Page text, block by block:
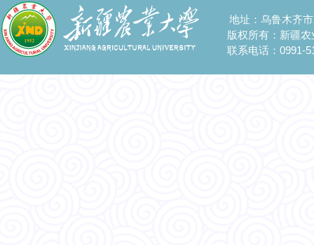
地址：乌鲁木齐
版权所有：新疆
联系电话：0991-